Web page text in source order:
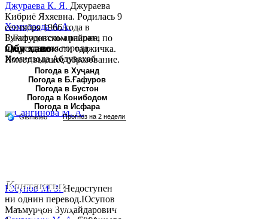
Хомидзода А.А.
Руководитель аппарата
председателя города
Хомидзода Абдувахоб
Абдумаджид родился 8
июня 1978 года в городе
Худжанде. По
национальности...
Джураева К. Я. Джураева
Кибриё Яхяевна. Родилась 9
сентября 1966 года в
Б.Гафуровском районе, по
национальности таджичка.
Имеет высшее образование.
В 1997 ...
Юсупов М. З.Недоступен
ни однин перевод.Юсупов
Маъмурҷон Зулҳайдарович
Обу хаво
Погода в Хуҷанд
Погода в Б.Ғафуров
Погода в Бустон
Погода в Конибодом
Погода в Исфара
Контакты:
Республика Таджикистан,